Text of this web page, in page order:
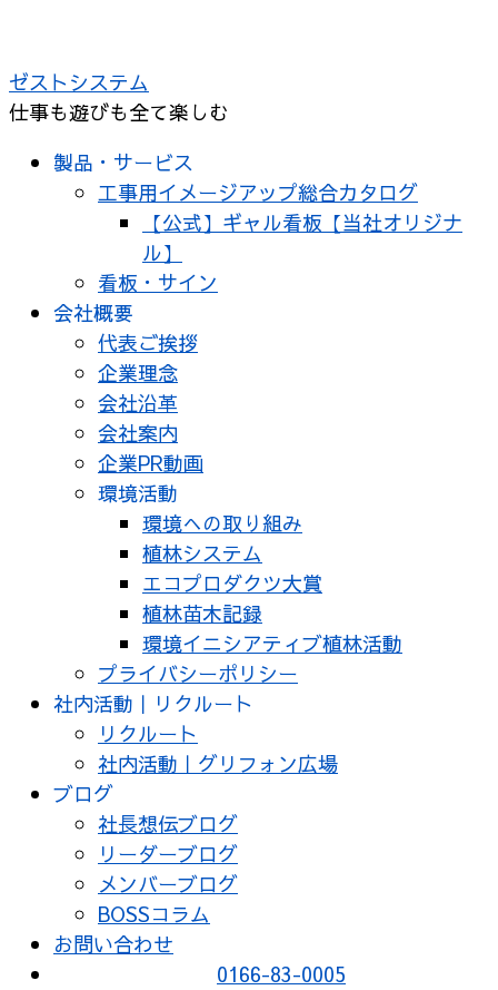
テ
ン
ゼストシステム
仕事も遊びも全て楽しむ
製品・サービス
工事用イメージアップ総合カタログ
【公式】ギャル看板【当社オリジナ
ル】
看板・サイン
会社概要
代表ご挨拶
企業理念
会社沿革
会社案内
企業PR動画
環境活動
環境への取り組み
植林システム
エコプロダクツ大賞
植林苗木記録
環境イニシアティブ植林活動
プライバシーポリシー
社内活動｜リクルート
リクルート
社内活動｜グリフォン広場
ブログ
社長想伝ブログ
リーダーブログ
メンバーブログ
BOSSコラム
お問い合わせ
0166-83-0005